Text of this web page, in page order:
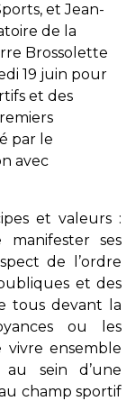
et Jean-
de la
Brossolette
19 juin pour
et des
par le
avec
et valeurs :
manifester ses
de l’ordre
et des
tous devant la
ou les
vivre ensemble
sein d’une
champ sportif